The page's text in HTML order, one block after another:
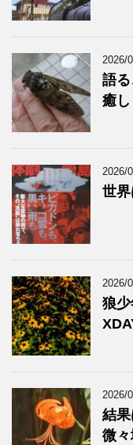
2026/
語
癒し
2026/
世界
2026/
狼
2026/
結
微々